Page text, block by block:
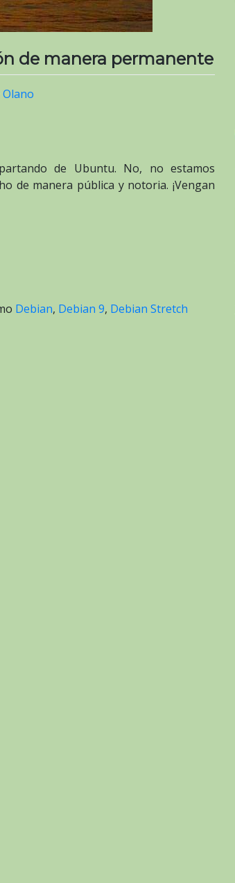
de manera permanente
Olano
de Ubuntu. No, no estamos
de manera pública y notoria. ¡Vengan
Debian, Debian 9, Debian Stretch